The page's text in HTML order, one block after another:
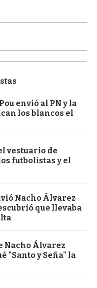
envió al PN y la
los blancos el
vestuario de
futbolistas y el
Nacho Álvarez
que llevaba
Nacho Álvarez
"Santo y Seña" la